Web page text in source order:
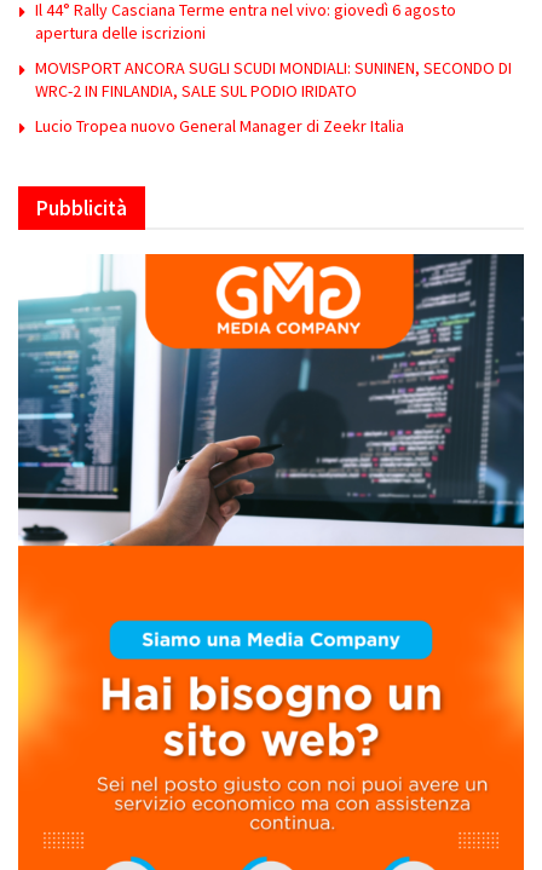
Il 44° Rally Casciana Terme entra nel vivo: giovedì 6 agosto
apertura delle iscrizioni
MOVISPORT ANCORA SUGLI SCUDI MONDIALI: SUNINEN, SECONDO DI
WRC-2 IN FINLANDIA, SALE SUL PODIO IRIDATO
Lucio Tropea nuovo General Manager di Zeekr Italia
Pubblicità